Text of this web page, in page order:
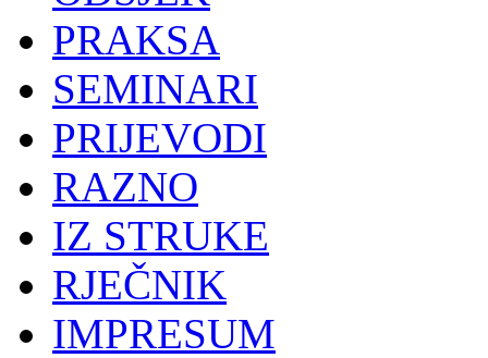
PRAKSA
SEMINARI
PRIJEVODI
RAZNO
IZ STRUKE
RJEČNIK
IMPRESUM